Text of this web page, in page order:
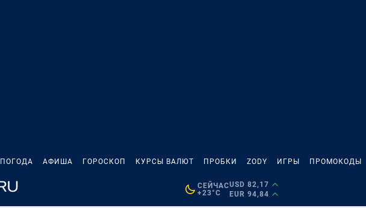
ПОГОДА АФИША ГОРОСКОП КУРСЫ ВАЛЮТ ПРОБКИ ZODY ИГРЫ ПРОМОКОДЫ
СЕЙЧАС
+23°C
USD 82,17
EUR 94,84